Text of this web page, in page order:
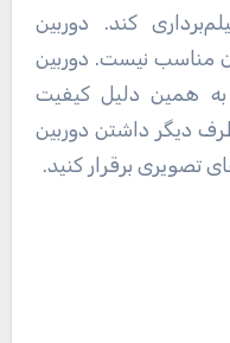
فیلم‌برداری کند. دوربین
مناسب نیست. دوربین
به همین دلیل کیفیت
دیگر داشتن دوربین
تصویری برقرار کنید.